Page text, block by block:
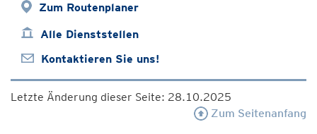
Zum Routenplaner
Alle Dienststellen
Kontaktieren Sie uns!
Letzte Änderung dieser Seite: 28.10.2025
Zum Seitenanfang